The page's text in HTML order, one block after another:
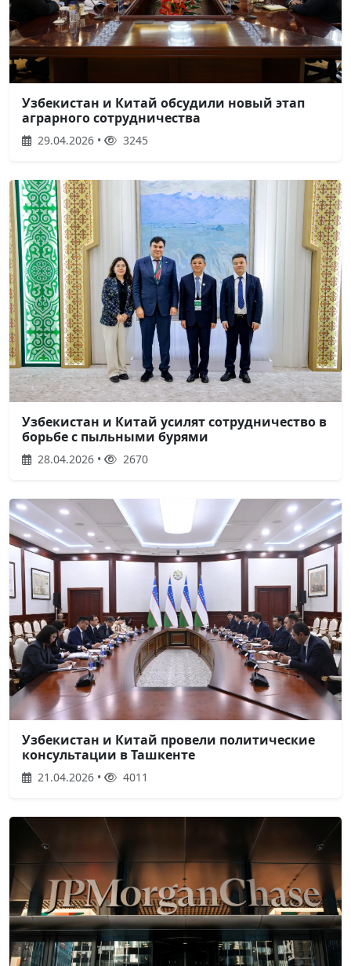
Узбекистан и Китай обсудили новый этап
аграрного сотрудничества
29.04.2026 • 3245
Узбекистан и Китай усилят сотрудничество в
борьбе с пыльными бурями
28.04.2026 • 2670
Узбекистан и Китай провели политические
консультации в Ташкенте
21.04.2026 • 4011